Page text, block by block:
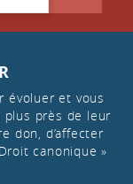
évoluer et vous
près de leur
don, d’affecter
canonique »